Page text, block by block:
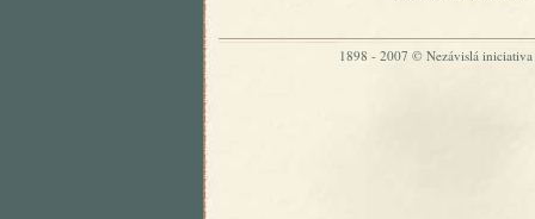
1898 - 2007 © Nezávislá